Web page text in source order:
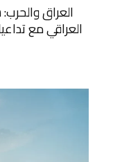
العراق
العراقي مع